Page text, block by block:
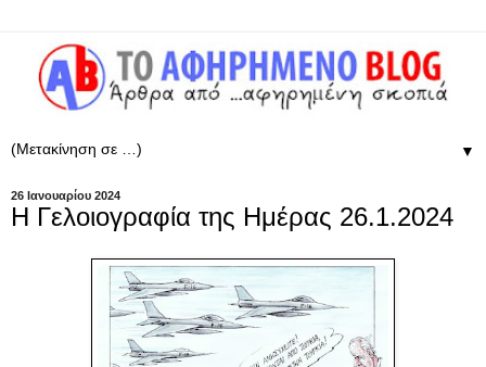
▼
26 Ιανουαρίου 2024
Η Γελοιογραφία της Ημέρας 26.1.2024